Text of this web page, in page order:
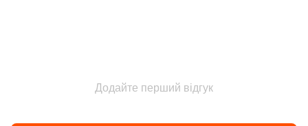
Додайте перший відгук